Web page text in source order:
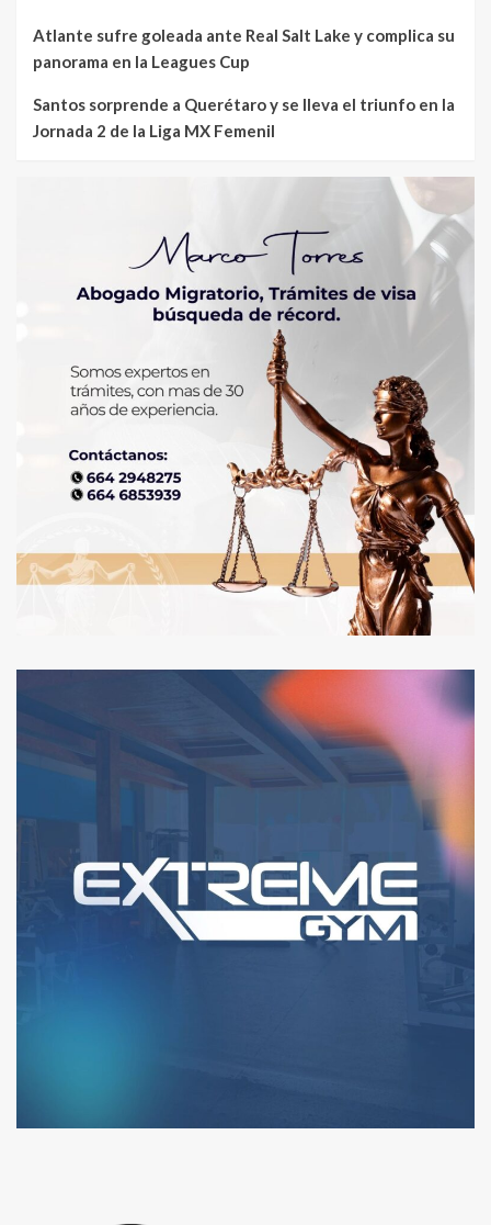
Atlante sufre goleada ante Real Salt Lake y complica su
panorama en la Leagues Cup
Santos sorprende a Querétaro y se lleva el triunfo en la
Jornada 2 de la Liga MX Femenil